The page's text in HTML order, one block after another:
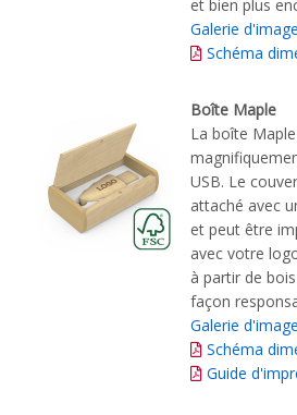
et bien plus
Galerie
Schéma
Boîte Maple
La boîte
USB. Le
attaché avec
et peut être
avec votre
à partir de
façon
Galerie
Schéma
Guide